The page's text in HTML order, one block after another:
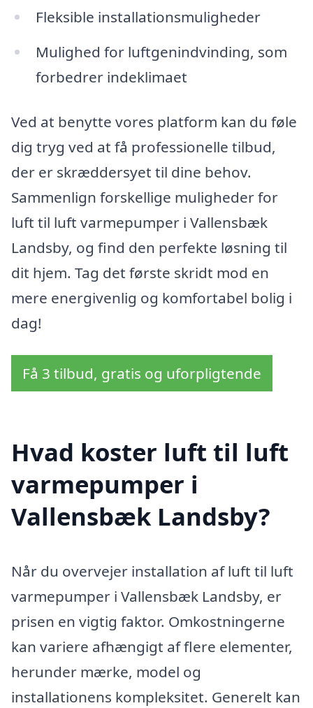
Fleksible installationsmuligheder
Mulighed for luftgenindvinding, som
forbedrer indeklimaet
Ved at benytte vores platform kan du føle
dig tryg ved at få professionelle tilbud,
der er skræddersyet til dine behov.
Sammenlign forskellige muligheder for
luft til luft varmepumper i Vallensbæk
Landsby, og find den perfekte løsning til
dit hjem. Tag det første skridt mod en
mere energivenlig og komfortabel bolig i
dag!
Få 3 tilbud, gratis og uforpligtende
Hvad koster luft til luft
varmepumper i
Vallensbæk Landsby?
Når du overvejer installation af luft til luft
varmepumper i Vallensbæk Landsby, er
prisen en vigtig faktor. Omkostningerne
kan variere afhængigt af flere elementer,
herunder mærke, model og
installationens kompleksitet. Generelt kan